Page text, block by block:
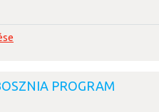
PROGRAM